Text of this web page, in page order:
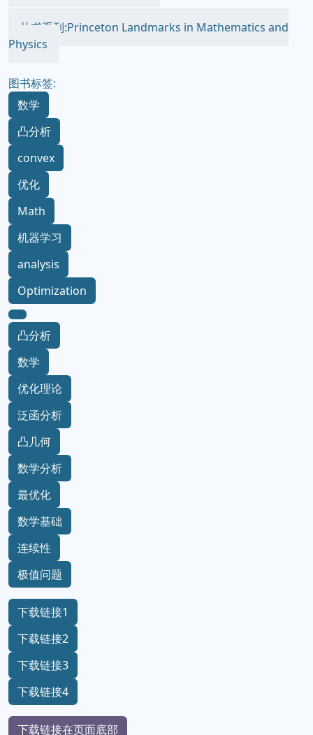
丛书系列:Princeton Landmarks in Mathematics and
Physics
图书标签:
数学
凸分析
convex
优化
Math
机器学习
analysis
Optimization
凸分析
数学
优化理论
泛函分析
凸几何
数学分析
最优化
数学基础
连续性
极值问题
下载链接1
下载链接2
下载链接3
下载链接4
下载链接在页面底部